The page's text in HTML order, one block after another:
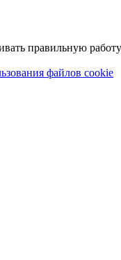
правильную
файлов cookie